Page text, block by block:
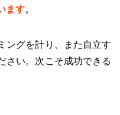
ます。
ングを計り、また自立す
さい。次こそ成功できる